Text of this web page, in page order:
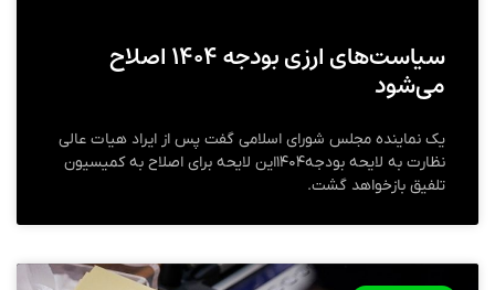
سیاست‌های ارزی بودجه ۱۴۰۴ اصلاح
می‌شود
یک نماینده مجلس شورای اسلامی گفت پس از ایراد هیات عالی
نظارت به لایحه بودجه۱۴۰۴این لایحه برای اصلاح به کمیسیون
تلفیق بازخواهد گشت.